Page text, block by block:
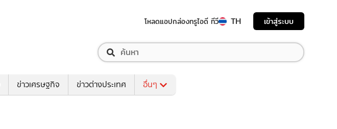
โหลดแอปกล่องทรูไอดี ทีวี TH เข้าสู่ระบบ
ข่าวเศรษฐกิจ ข่าวต่างประเทศ อื่นๆ